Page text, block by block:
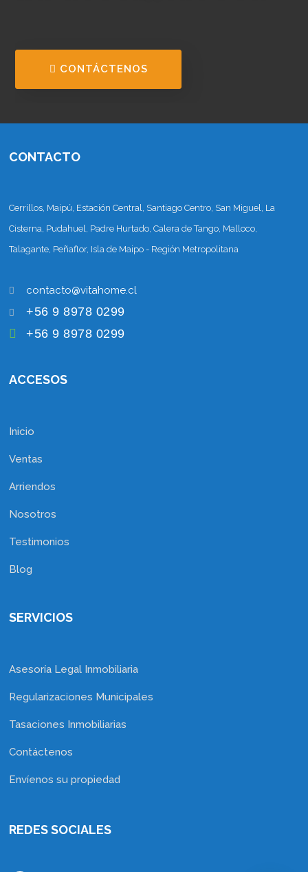
CONTÁCTENOS
CONTACTO
Cerrillos, Maipú, Estación Central, Santiago Centro, San Miguel, La
Cisterna, Pudahuel, Padre Hurtado, Calera de Tango, Malloco,
Talagante, Peñaflor, Isla de Maipo - Región Metropolitana
+56 9 8978 0299
+56 9 8978 0299
ACCESOS
Inicio
Ventas
Arriendos
Nosotros
Testimonios
Blog
SERVICIOS
Asesoría Legal Inmobiliaria
Regularizaciones Municipales
Tasaciones Inmobiliarias
Contáctenos
Envíenos su propiedad
REDES SOCIALES